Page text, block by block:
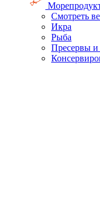
Смотреть
Икра
Рыба
Пресервы и